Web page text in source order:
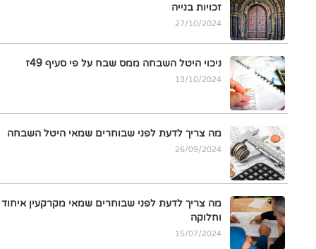
זכויות בנייה
27/10/2024
ניכוי היטל השבחה ממס שבח על פי סעיף 49ז
13/10/2024
מה צריך לדעת לפני שבוחרים שמאי היטל השבחה
26/09/2024
מה צריך לדעת לפני שבוחרים שמאי מקרקעין איחוד
וחלוקה
15/07/2024